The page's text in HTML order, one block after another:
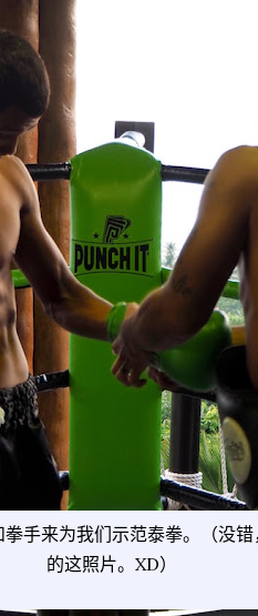
手来为我们示范泰拳。（没
的这照片。XD）